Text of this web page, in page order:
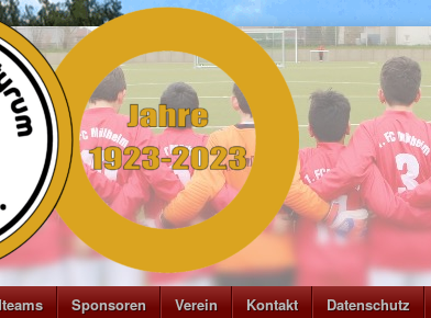
Sponsoren Verein Kontakt Datenschutz